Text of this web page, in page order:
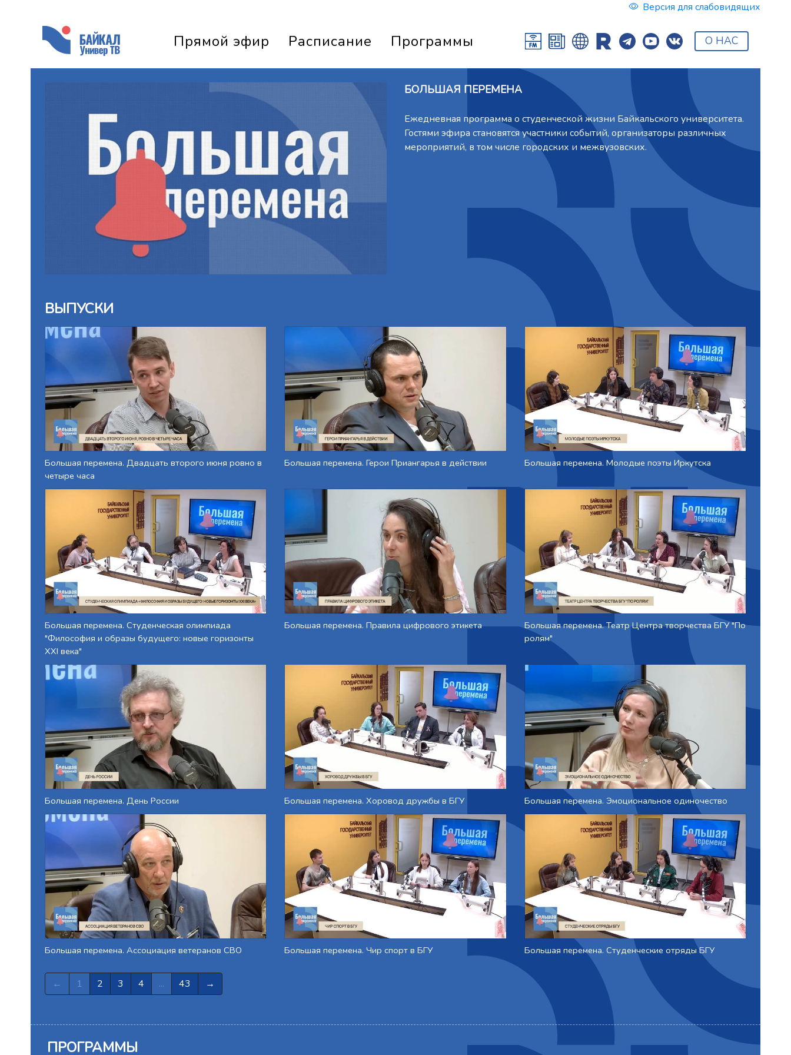
Версия для слабовидящих
Прямой эфир Расписание Программы О НАС
БОЛЬШАЯ ПЕРЕМЕНА
Ежедневная программа о студенческой жизни Байкальского университета.
Гостями эфира становятся участники событий, организаторы различных
мероприятий, в том числе городских и межвузовских.
ВЫПУСКИ
Большая перемена. Двадцать второго июня ровно в
четыре часа
Большая перемена. Герои Приангарья в действии Большая перемена. Молодые поэты Иркутска
Большая перемена. Студенческая олимпиада
"Философия и образы будущего: новые горизонты
XXI века"
Большая перемена. Правила цифрового этикета
Большая перемена. Театр Центра творчества БГУ "По
ролям"
Большая перемена. День России Большая перемена. Хоровод дружбы в БГУ Большая перемена. Эмоциональное одиночество
Большая перемена. Ассоциация ветеранов СВО Большая перемена. Чир спорт в БГУ Большая перемена. Студенческие отряды БГУ
← 1 2 3 4 ... 43 →
ПРОГРАММЫ